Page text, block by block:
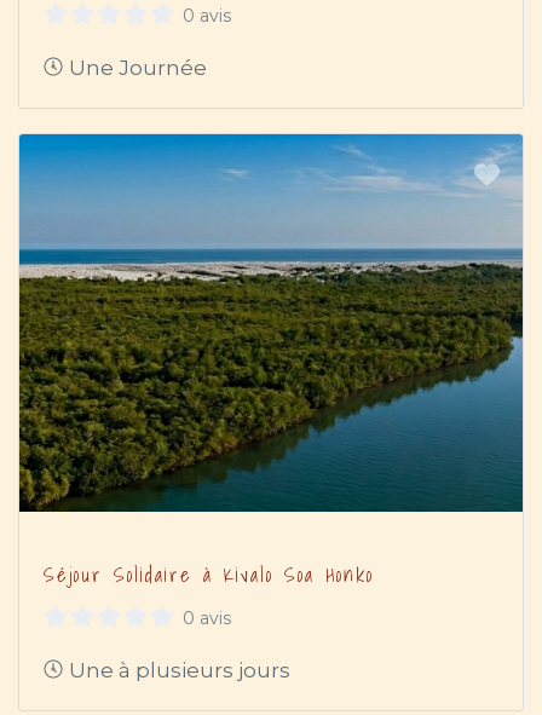
0 avis
Une Journée
Séjour Solidaire à Kivalo Soa Honko
0 avis
Une à plusieurs jours